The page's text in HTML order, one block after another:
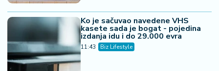
Ko je sačuvao navedene VHS
kasete sada je bogat - pojedina
izdanja idu i do 29.000 evra
11:43 Biz Lifestyle